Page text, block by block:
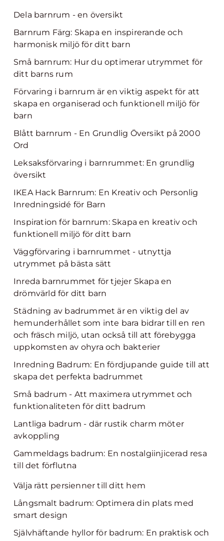
Dela barnrum - en översikt
Barnrum Färg: Skapa en inspirerande och
harmonisk miljö för ditt barn
Små barnrum: Hur du optimerar utrymmet för
ditt barns rum
Förvaring i barnrum är en viktig aspekt för att
skapa en organiserad och funktionell miljö för
barn
Blått barnrum - En Grundlig Översikt på 2000
Ord
Leksaksförvaring i barnrummet: En grundlig
översikt
IKEA Hack Barnrum: En Kreativ och Personlig
Inredningsidé för Barn
Inspiration för barnrum: Skapa en kreativ och
funktionell miljö för ditt barn
Väggförvaring i barnrummet - utnyttja
utrymmet på bästa sätt
Inreda barnrummet för tjejer Skapa en
drömvärld för ditt barn
Städning av badrummet är en viktig del av
hemunderhållet som inte bara bidrar till en ren
och fräsch miljö, utan också till att förebygga
uppkomsten av ohyra och bakterier
Inredning Badrum: En fördjupande guide till att
skapa det perfekta badrummet
Små badrum - Att maximera utrymmet och
funktionaliteten för ditt badrum
Lantliga badrum - där rustik charm möter
avkoppling
Gammeldags badrum: En nostalgiinjicerad resa
till det förflutna
Välja rätt persienner till ditt hem
Långsmalt badrum: Optimera din plats med
smart design
Självhäftande hyllor för badrum: En praktisk och